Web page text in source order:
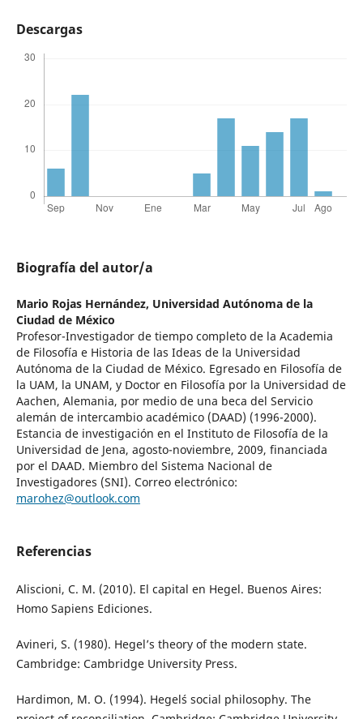
Descargas
Biografía del autor/a
Mario Rojas Hernández, Universidad Autónoma de la
Ciudad de México
Profesor-Investigador de tiempo completo de la Academia
de Filosofía e Historia de las Ideas de la Universidad
Autónoma de la Ciudad de México. Egresado en Filosofía de
la UAM, la UNAM, y Doctor en Filosofía por la Universidad de
Aachen, Alemania, por medio de una beca del Servicio
alemán de intercambio académico (DAAD) (1996-2000).
Estancia de investigación en el Instituto de Filosofía de la
Universidad de Jena, agosto-noviembre, 2009, financiada
por el DAAD. Miembro del Sistema Nacional de
Investigadores (SNI). Correo electrónico:
marohez@outlook.com
Referencias
Aliscioni, C. M. (2010). El capital en Hegel. Buenos Aires:
Homo Sapiens Ediciones.
Avineri, S. (1980). Hegel’s theory of the modern state.
Cambridge: Cambridge University Press.
Hardimon, M. O. (1994). Hegel´s social philosophy. The